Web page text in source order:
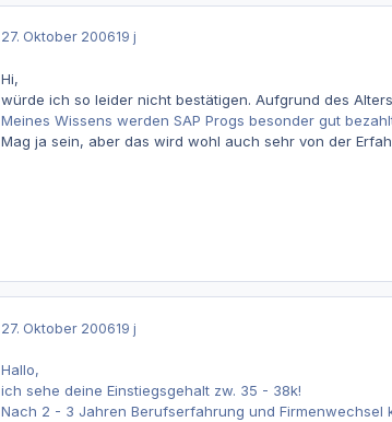
27. Oktober 200619 j
Hi,
würde ich so leider nicht bestätigen. Aufgrund des
Meines Wissens werden SAP Progs besonder gut
Mag ja sein, aber das wird wohl auch sehr von der
27. Oktober 200619 j
Hallo,
ich sehe deine Einstiegsgehalt zw. 35 - 38k!
Nach 2 - 3 Jahren Berufserfahrung und Firmenwechsel